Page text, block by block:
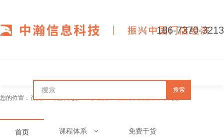
186-7370-3213
搜索
首页 课程体系 免费干货
您的位置： 首页 免费干货 李才文：6套宣传引流模式（干货）